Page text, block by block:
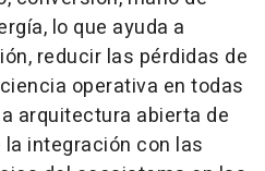
lo que ayuda a
reducir las pérdidas de
operativa en todas
arquitectura abierta de
integración con las